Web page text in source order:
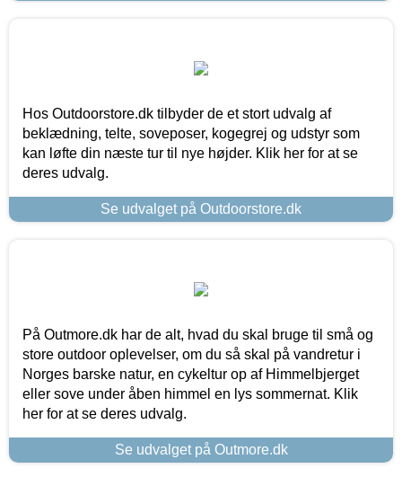
Hos Outdoorstore.dk tilbyder de et stort udvalg af
beklædning, telte, soveposer, kogegrej og udstyr som
kan løfte din næste tur til nye højder. Klik her for at se
deres udvalg.
Se udvalget på Outdoorstore.dk
På Outmore.dk har de alt, hvad du skal bruge til små og
store outdoor oplevelser, om du så skal på vandretur i
Norges barske natur, en cykeltur op af Himmelbjerget
eller sove under åben himmel en lys sommernat. Klik
her for at se deres udvalg.
Se udvalget på Outmore.dk